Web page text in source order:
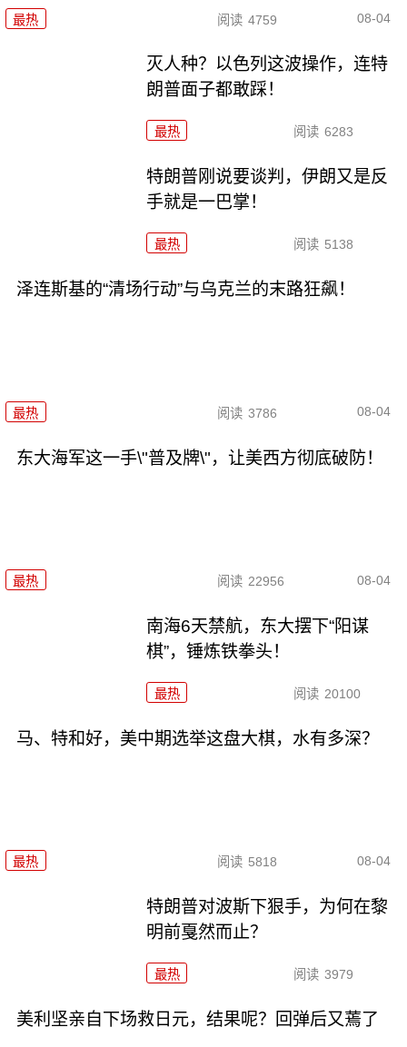
最热 阅读 4759 08-04
灭人种？以色列这波操作，连特
朗普面子都敢踩！
最热 阅读 6283
特朗普刚说要谈判，伊朗又是反
手就是一巴掌！
最热 阅读 5138
泽连斯基的“清场行动”与乌克兰的末路狂飙！
最热 阅读 3786 08-04
东大海军这一手\"普及牌\"，让美西方彻底破防！
最热 阅读 22956 08-04
南海6天禁航，东大摆下“阳谋
棋”，锤炼铁拳头！
最热 阅读 20100
马、特和好，美中期选举这盘大棋，水有多深？
最热 阅读 5818 08-04
特朗普对波斯下狠手，为何在黎
明前戛然而止？
最热 阅读 3979
美利坚亲自下场救日元，结果呢？回弹后又蔫了